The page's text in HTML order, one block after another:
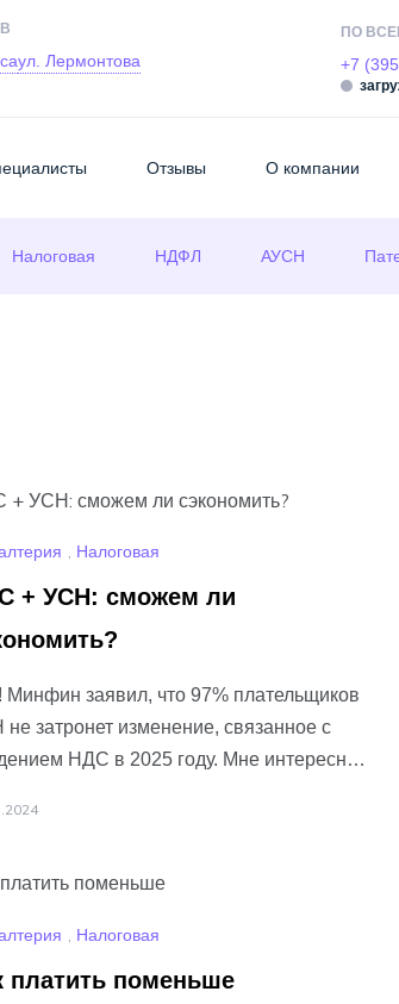
ул. Лермонтова
ПО
+7
Отзывы О компании
Налоговая НДФЛ АУСН
, Налоговая
+ УСН: сможем ли
Минфин заявил, что 97% плательщиков
затронет изменение, связанное с
НДС в 2025 году. Мне интересно,
, Налоговая
платить поменьше